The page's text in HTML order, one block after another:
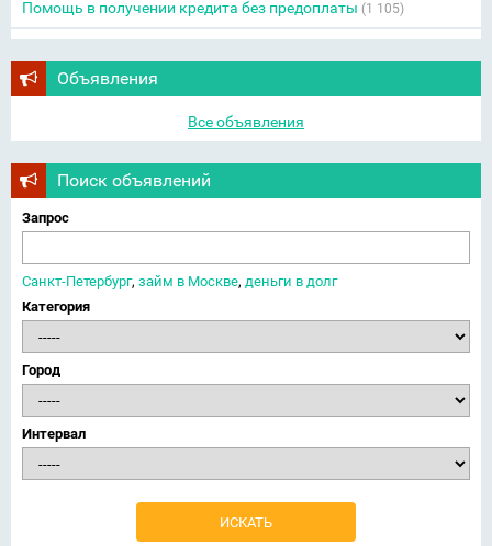
Помощь в получении кредита без предоплаты (1 105)
Объявления
Все объявления
Поиск объявлений
Запрос
Санкт-Петербург, займ в Москве, деньги в долг
Категория
Город
Интервал